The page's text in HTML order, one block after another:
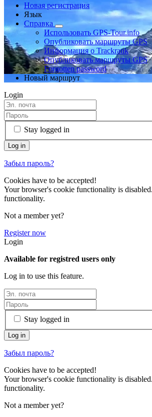
Новая регистрация
Язык
Справка
Использовать GPS-Tour.info
Опубликовать маршруты GPS
Информация о Trackrank
Опубликовать маршруты GPS
Forgotten password
Новый маршрут
Login
Stay logged in
Забыл пароль?
Cookies have to be accepted!
Your browser's cookie functionality is
functionality.
Not a member yet?
Register now
Login
Available for registred users only
Log in to use this feature.
Stay logged in
Забыл пароль?
Cookies have to be accepted!
Your browser's cookie functionality is
functionality.
Not a member yet?